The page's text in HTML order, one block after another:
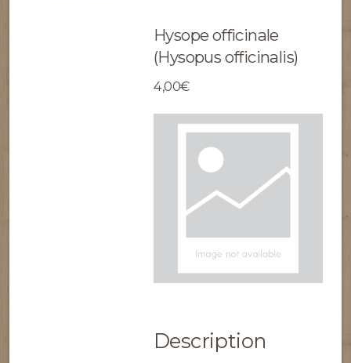
Hysope officinale
(Hysopus officinalis)
4,00€
Description